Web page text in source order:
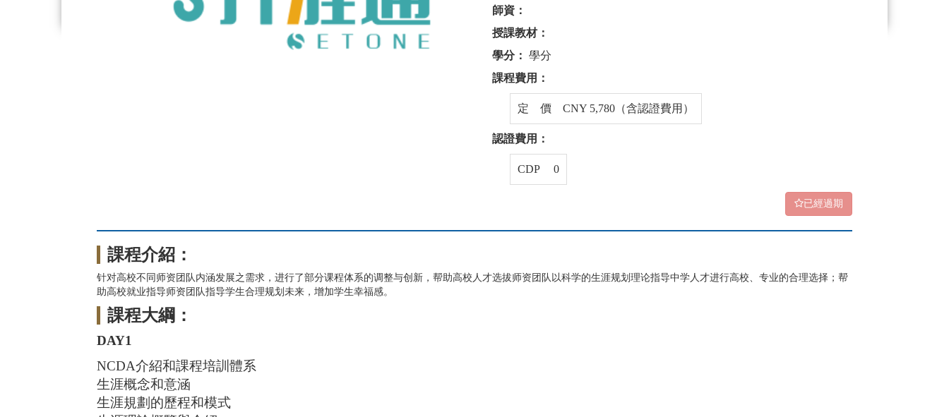
師資：
授課教材：
學分： 學分
課程費用：
定 價 CNY 5,780（含認證費用）
認證費用：
CDP 0
已經過期
課程介紹：
针对高校不同师资团队内涵发展之需求，进行了部分课程体系的调整与创新，帮助高校人才选拔师资团队以科学的生涯规划理论指导中学人才进行高校、专业的合理选择；帮
助高校就业指导师资团队指导学生合理规划未来，增加学生幸福感。
課程大綱：
DAY1
NCDA介紹和課程培訓體系
生涯概念和意涵
生涯規劃的歷程和模式